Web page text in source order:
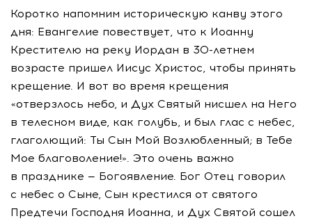
Коротко напомним историческую канву этого
дня: Евангелие повествует, что к Иоанну
Крестителю на реку Иордан в 30-летнем
возрасте пришел Иисус Христос, чтобы принять
крещение. И вот во время крещения
«отверзлось небо, и Дух Святый нисшел на Него
в телесном виде, как голубь, и был глас с небес,
глаголющий: Ты Сын Мой Возлюбленный; в Тебе
Мое благоволение!». Это очень важно
в празднике — Богоявление. Бог Отец говорил
с небес о Сыне, Сын крестился от святого
Предтечи Господня Иоанна, и Дух Святой сошел